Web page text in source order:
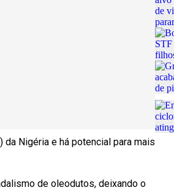
Nigéria e há potencial para mais
de oleodutos, deixando o